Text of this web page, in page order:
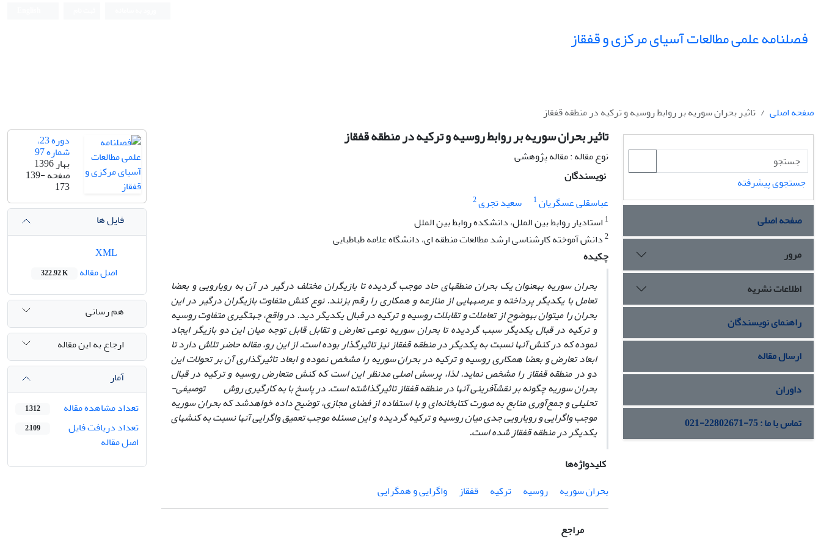
فصلنامه علمی مطالعات آسیای مرکزی و قفقاز
صفحه اصلی تاثیر بحران سوریه بر روابط روسیه و ترکیه در منطقه قفقاز
تاثیر بحران سوریه بر روابط روسیه و ترکیه در منطقه قفقاز
نوع مقاله : مقاله پژوهشی
نویسندگان
عباسقلی عسگریان1 سعید تجری2
1 استادیار روابط بین الملل، دانشکده روابط بین الملل
2دانش آموخته کارشناسی ارشد مطالعات منطقه ای، دانشگاه علامه طباطبایی
چکیده
بحران سوریه به­عنوان یک بحران منطقه­ای حاد موجب گردیده تا بازیگران مختلف درگیر در آن به رویارویی و بعضا
تعامل با یکدیگر پرداخته و عرصه­هایی از منازعه و همکاری را رقم بزنند. نوع کنش متفاوت بازیگران درگیر در این
بحران را می­توان به­وضوح از تعاملات و تقابلات روسیه و ترکیه در قبال یکدیگر دید. در واقع، جهت­گیری متفاوت روسیه
و ترکیه در قبال یکدیگر سبب گردیده تا بحران سوریه نوعی تعارض و تقابل قابل توجه میان این دو بازیگر ایجاد
نموده که در کنش آنها نسبت به یکدیگر در منطقه قفقاز نیز تاثیرگذار بوده است. از این رو، مقاله حاضر تلاش دارد تا
ابعاد تعارض و بعضا همکاری روسیه و ترکیه در بحران سوریه را مشخص نموده و ابعاد تاثیرگذاری آن بر تحولات این
دو در منطقه قفقاز را مشخص نماید. لذا، پرسش اصلی مدنظر این است که کنش متعارض روسیه و ترکیه در قبال
بحران سوریه چگونه بر نقش­آفرینی آنها در منطقه قفقاز تاثیرگذاشته است. در پاسخ با به کارگیری روش توصیفی-
تحلیلی و جمع‌آوری منابع به صورت کتابخانه‌ای و با استفاده از فضای مجازی، توضیح داده خواهد‌شد که بحران سوریه
موجب واگرایی و رویارویی جدی میان روسیه و ترکیه گردیده و این مسئله موجب تعمیق واگرایی آنها نسبت به کنش­های
یکدیگر در منطقه قفقاز شده است.
کلیدواژه‌ها
بحران سوریه
روسیه ترکیه قفقاز واگرایی و همگرایی
مراجع
دوره 23،
شماره 97
بهار 1396
صفحه139-
173
فایل ها
اصل مقاله
322.92 K
هم رسانی
ارجاع به این مقاله
آمار
تعداد مشاهده مقاله
1,312
تعداد دریافت فایل
اصل مقاله
2,109
جستجوی پیشرفته
صفحه اصلی
مرور
اطلاعات نشریه
راهنمای نویسندگان
ارسال مقاله
داوران
تماس با ما : 75-22802671-021